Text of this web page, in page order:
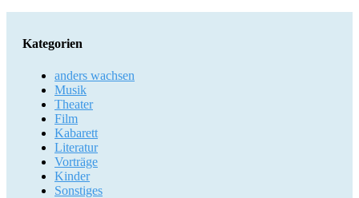
Kategorien
anders wachsen
Musik
Theater
Film
Kabarett
Literatur
Vorträge
Kinder
Sonstiges